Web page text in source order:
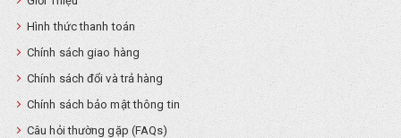
Hình thức thanh toán
Chính sách giao hàng
Chính sách đổi và trả hàng
Chính sách bảo mật thông tin
Câu hỏi thường gặp (FAQs)